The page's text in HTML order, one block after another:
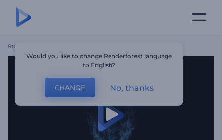
Startseite
Would you like to change Renderforest language
to English?
CHANGE No, thanks